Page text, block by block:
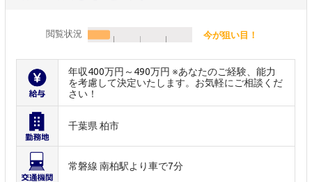
閲覧状況 今が狙い目！
年収400万円～490万円 ※あなたのご経験、能力
を考慮して決定いたします。お気軽にご相談くだ
さい！
千葉県 柏市
常磐線 南柏駅より車で7分